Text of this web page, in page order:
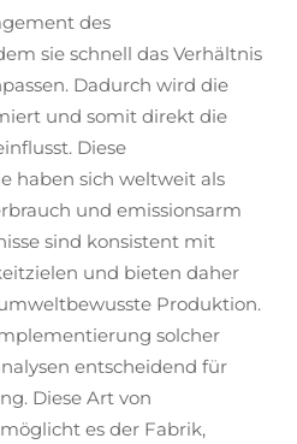
des
sie schnell das Verhältnis
Dadurch wird die
und somit direkt die
Diese
haben sich weltweit als
und emissionsarm
sind konsistent mit
und bieten daher
Produktion.
solcher
entscheidend für
Diese Art von
es der Fabrik,